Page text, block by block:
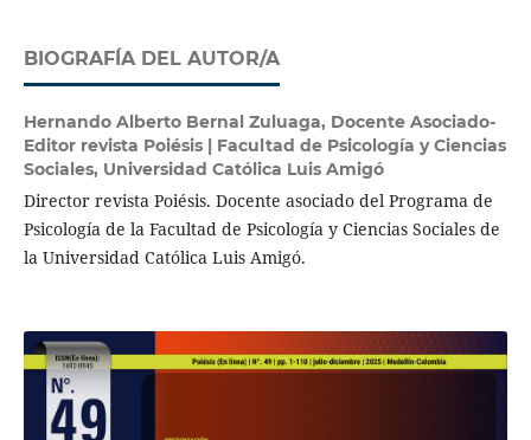
BIOGRAFÍA DEL AUTOR/A
Hernando Alberto Bernal Zuluaga, ​Docente Asociado-
Editor revista Poiésis | Facultad de Psicología y Ciencias
Sociales, Universidad Católica Luis Amigó
Director revista Poiésis. Docente asociado del Programa de
Psicología de la Facultad de Psicología y Ciencias Sociales de
la Universidad Católica Luis Amigó.